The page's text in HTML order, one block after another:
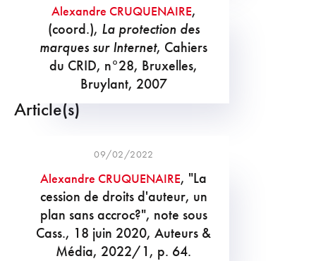
Alexandre CRUQUENAIRE,
(coord.), La protection des
marques sur Internet, Cahiers
du CRID, n°28, Bruxelles,
Bruylant, 2007
Article(s)
09/02/2022
Alexandre CRUQUENAIRE, "La
cession de droits d'auteur, un
plan sans accroc?", note sous
Cass., 18 juin 2020, Auteurs &
Média, 2022/1, p. 64.